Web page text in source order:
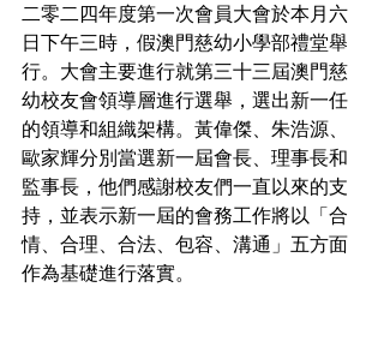
二零二四年度第一次會員大會於本月六
日下午三時，假澳門慈幼小學部禮堂舉
行。大會主要進行就第三十三屆澳門慈
幼校友會領導層進行選舉，選出新一任
的領導和組織架構。黃偉傑、朱浩源、
歐家輝分別當選新一屆會長、理事長和
監事長，他們感謝校友們一直以來的支
持，並表示新一屆的會務工作將以「合
情、合理、合法、包容、溝通」五方面
作為基礎進行落實。